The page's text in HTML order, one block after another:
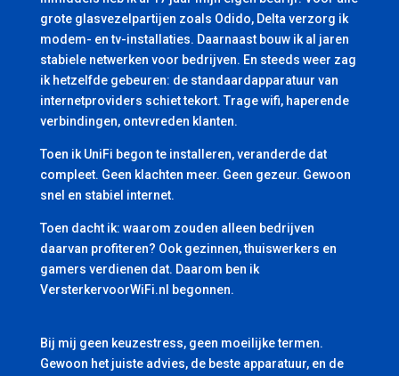
grote glasvezelpartijen zoals Odido, Delta verzorg ik
modem- en tv-installaties. Daarnaast bouw ik al jaren
stabiele netwerken voor bedrijven. En steeds weer zag
ik hetzelfde gebeuren: de standaardapparatuur van
internetproviders schiet tekort. Trage wifi, haperende
verbindingen, ontevreden klanten.
Toen ik UniFi begon te installeren, veranderde dat
compleet. Geen klachten meer. Geen gezeur. Gewoon
snel en stabiel internet.
Toen dacht ik: waarom zouden alleen bedrijven
daarvan profiteren? Ook gezinnen, thuiswerkers en
gamers verdienen dat. Daarom ben ik
VersterkervoorWiFi.nl begonnen.
Bij mij geen keuzestress, geen moeilijke termen.
Gewoon het juiste advies, de beste apparatuur, en de